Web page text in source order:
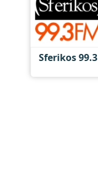
Sferikos 99.3